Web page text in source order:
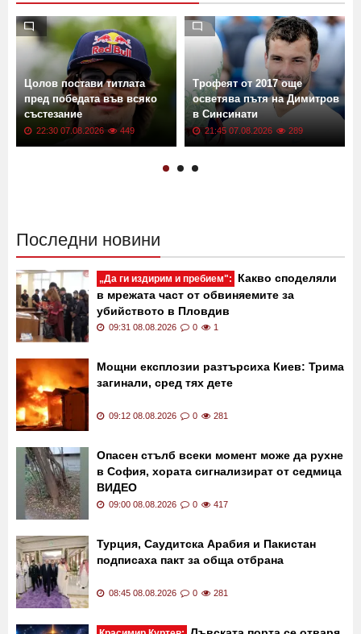
Цолов постави титлата
пред победата във всяко
състезание
22:30 07.08.2026 449
Трофеят от 2017 още
осветява пътя на Димитров
в Синсинати
21:45 07.08.2026 289
Последни новини
„Да ги издирим и пребием":
Какво споделяли
в мрежата част от обвиняемите за
убийството в Пловдив
09:31 08.08.2026 0 1
Мощни експлозии разтърсиха Киев: Трима
загинали, сред тях дете
09:12 08.08.2026 0 281
Опасен стълб всеки момент може да рухне
в София, хората сигнализират от седмица
ВИДЕО
09:00 08.08.2026 0 417
Турция, Саудитска Арабия и Пакистан
подписаха пакт за обща отбрана
08:45 08.08.2026 0 281